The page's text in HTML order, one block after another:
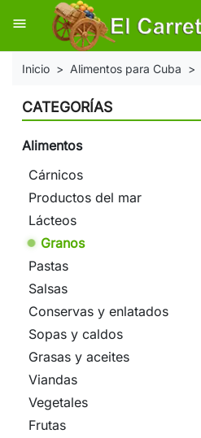
menu
Inicio Alimentos para Cuba
CATEGORÍAS
Alimentos
Cárnicos
Productos del mar
Lácteos
Granos
Pastas
Salsas
Conservas y enlatados
Sopas y caldos
Grasas y aceites
Viandas
Vegetales
Frutas